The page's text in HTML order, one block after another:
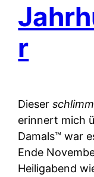
r
Dieser
erinnert mich
Damals™ war
Ende
Heiligabend